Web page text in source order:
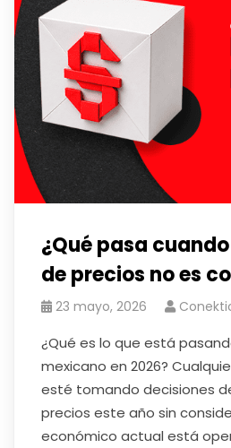
¿Qué pasa
de precios no es
23 mayo, 2026
¿Qué es lo que está
mexicano en 2026?
esté tomando decisiones
precios este año sin
económico actual está